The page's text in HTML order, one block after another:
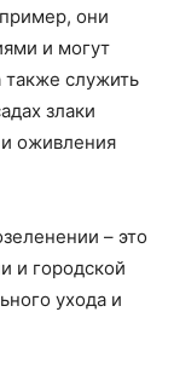
они
и могут
служить
злаки
оживления
– это
и городской
ухода и